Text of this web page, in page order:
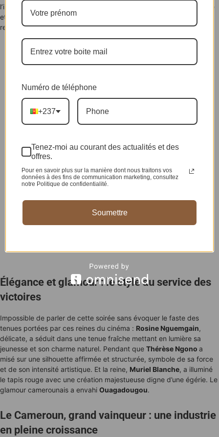
l’importance de célébrer les talents africains. Sa présence élégante
et sa tenue majestueuse ont fait d’elle l’une des figures les plus
remarquées de la soirée.
Élégance et glamour : le style au service des
victoires
Impossible de parler de cette soirée sans évoquer le faste des
tenues portées par ces reines du cinéma : Rosine Nguemgain,
délicate, a séduit dans une tenue fraîche mettant en lumière sa
jeunesse et son charme naturel. Pendant que Thérèse Ngono a
misé sur une silhouette affirmée et structurée, symbole de sa force
et de son intensité artistique. Et la reine, Muriel Blanche, a illuminé
le tapis rouge avec une création majestueuse digne d’une égérie. Le
glamour camerounais a envahi Ouagadougou.
Le Cameroun, grand vainqueur : une industrie
en pleine croissance
Numéro de téléphone
+237
Tenez-moi au courant des actualités et des
offres.
Pour en savoir plus sur la manière dont nous traitons vos
données à des fins de communication marketing, consultez
notre Politique de confidentialité.
Soumettre